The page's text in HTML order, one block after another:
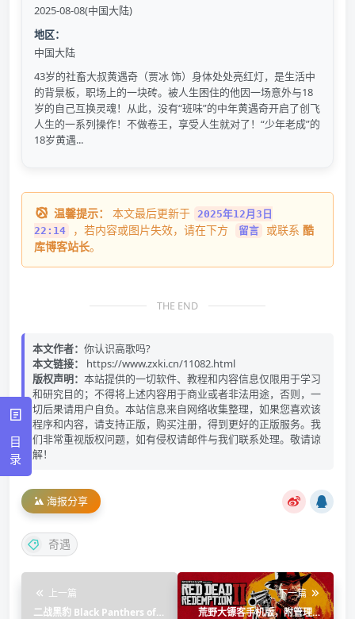
2025-08-08(中国大陆)
地区：
中国大陆
43岁的社畜大叔黄遇奇（贾冰 饰）身体处处亮红灯，是生活中
的背景板，职场上的一块砖。被人生困住的他因一场意外与18
岁的自己互换灵魂！从此，没有“班味”的中年黄遇奇开启了创飞
人生的一系列操作！不做卷王，享受人生就对了！“少年老成”的
18岁黄遇...
温馨提示： 本文最后更新于
2025年12月3日
22:14
，若内容或图片失效，请在下方 留言 或联系 酷
库博客站长。
THE END
本文作者： 你认识高歌吗?
本文链接：
https://www.zxki.cn/11082.html
版权声明： 本站提供的一切软件、教程和内容信息仅限用于学习
和研究目的；不得将上述内容用于商业或者非法用途，否则，一
切后果请用户自负。本站信息来自网络收集整理，如果您喜欢该
程序和内容，请支持正版，购买注册，得到更好的正版服务。我
们非常重视版权问题，如有侵权请邮件与我们联系处理。敬请谅
解！
海报分享
奇遇
上一篇
二战黑豹 Black Panthers of
下一篇
荒野大镖客手机版，附管理器
目
录